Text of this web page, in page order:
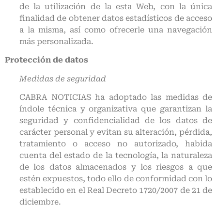
de la utilización de la esta Web, con la única
finalidad de obtener datos estadísticos de acceso
a la misma, así como ofrecerle una navegación
más personalizada.
Protección de datos
Medidas de seguridad
CABRA NOTICIAS ha adoptado las medidas de
índole técnica y organizativa que garantizan la
seguridad y confidencialidad de los datos de
carácter personal y evitan su alteración, pérdida,
tratamiento o acceso no autorizado, habida
cuenta del estado de la tecnología, la naturaleza
de los datos almacenados y los riesgos a que
estén expuestos, todo ello de conformidad con lo
establecido en el Real Decreto 1720/2007 de 21 de
diciembre.